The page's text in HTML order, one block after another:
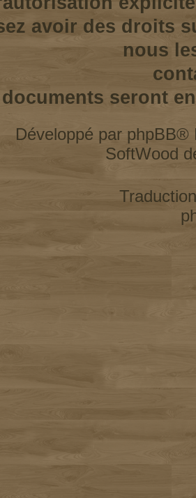
avoir des droits
nous
documents seront
Développé par phpBB®
SoftWood